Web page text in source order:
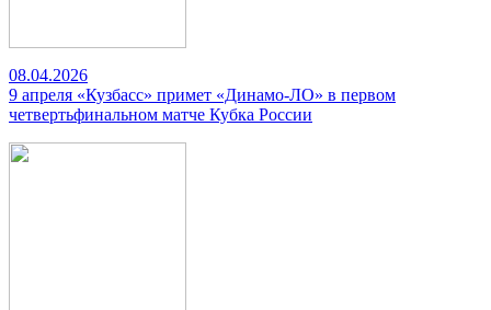
08.04.2026
9 апреля «Кузбасс» примет «Динамо-ЛО» в первом
четвертьфинальном матче Кубка России